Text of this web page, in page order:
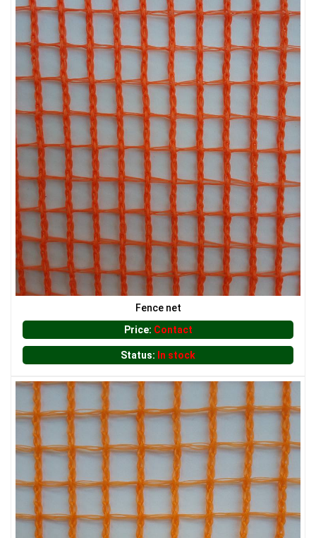
LƯỚI CHẮN ĐỘNG VẬT
LƯỚI XÂY DỰNG
LƯỚI HÀNG RÀO HÌNH VUÔNG
LƯỚI CHẮN CÔN TRÙNG
LƯỚI CHE NẮNG
Fence net
Price: Contact
Status: In stock